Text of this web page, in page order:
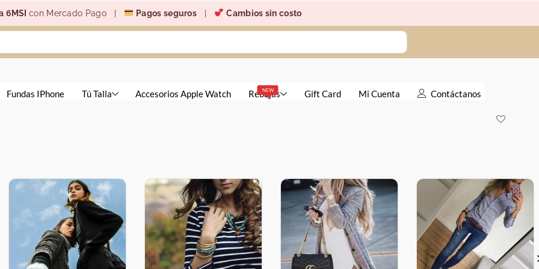
6MSIcon Mercado Pago | Pagos seguros Cambios sin costo
Fundas IPhone Tú Talla Accesorios Apple Watch NEW
Rebajas Gift Card Mi Cuenta Contáctanos